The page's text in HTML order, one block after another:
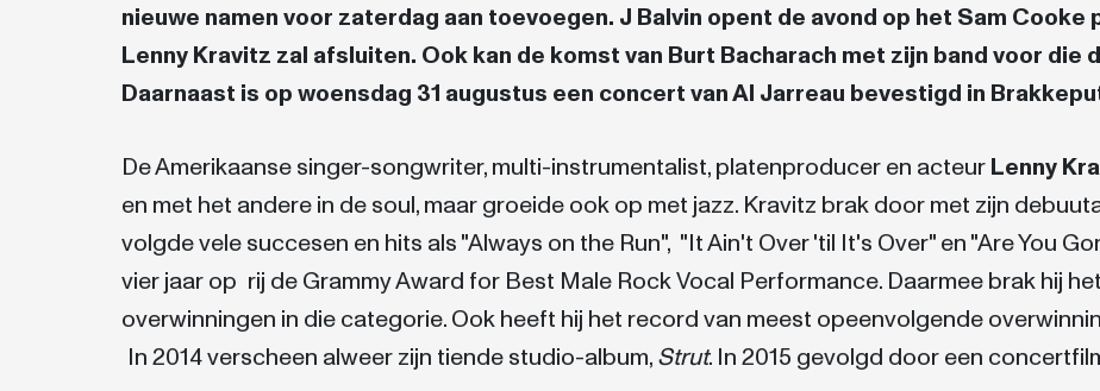
nieuwe namen voor zaterdag aan toevoegen. J Balvin opent de avond op het Sam Cooke
Lenny Kravitz zal afsluiten. Ook kan de komst van Burt Bacharach met zijn band voor die
Daarnaast is op woensdag 31 augustus een concert van Al Jarreau bevestigd in
De Amerikaanse singer-songwriter, multi-instrumentalist, platenproducer en acteurLenny
en met het andere in de soul, maar groeide ook op met jazz. Kravitz brak door met zijn
volgde vele succesen en hits als "Always on the Run", "It Ain't Over 'til It's Over" en "Are You
vier jaar op rij de Grammy Award for Best Male Rock Vocal Performance. Daarmee brak hij
overwinningen in die categorie. Ook heeft hij het record van meest opeenvolgende
In 2014 verscheen alweer zijn tiende studio-album,Strut. In 2015 gevolgd door een